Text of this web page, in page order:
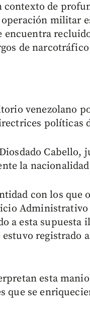
de
militar
de
venezolano
políticas
Cabello,
la
con los que
a esta supuesta
registrado
esta
se